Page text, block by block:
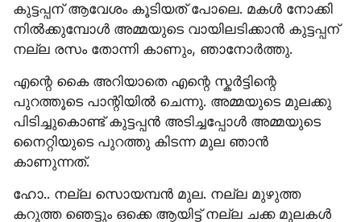
കുട്ടപ്പന് ആവേശം കൂടിയത് പോലെ. മകൾ നോക്കി
നിൽക്കുമ്പോൾ അമ്മയുടെ വായിലടിക്കാൻ കുട്ടപ്പന്
നല്ല രസം തോന്നി കാണും, ഞാനോർത്തു.
എന്റെ കൈ അറിയാതെ എന്റെ സ്കർട്ടിന്റെ
പുറത്തൂടെ പാന്റിയിൽ ചെന്നു. അമ്മയുടെ മുലക്കു
പിടിച്ചുകൊണ്ട് കുട്ടപ്പൻ അടിച്ചപ്പോൾ അമ്മയുടെ
നൈറ്റിയുടെ പുറത്തു കിടന്ന മുല ഞാൻ
കാണുന്നത്.
ഹോ.. നല്ല സൊയമ്പൻ മുല. നല്ല മുഴുത്ത
കറുത്ത ഞെട്ടും ഒക്കെ ആയിട്ട് നല്ല ചക്ക മുലകൾ